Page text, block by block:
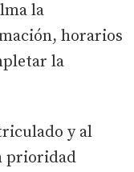
la
horarios
la
y al
prioridad